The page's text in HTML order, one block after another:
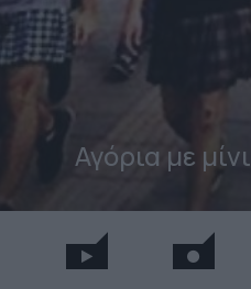
Αγόρια με μίνι